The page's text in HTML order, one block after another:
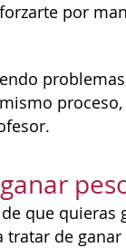
por
que
de